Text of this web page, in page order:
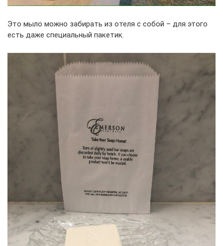
Это мыло можно забирать из отеля с собой – для этого
есть даже специальный пакетик.